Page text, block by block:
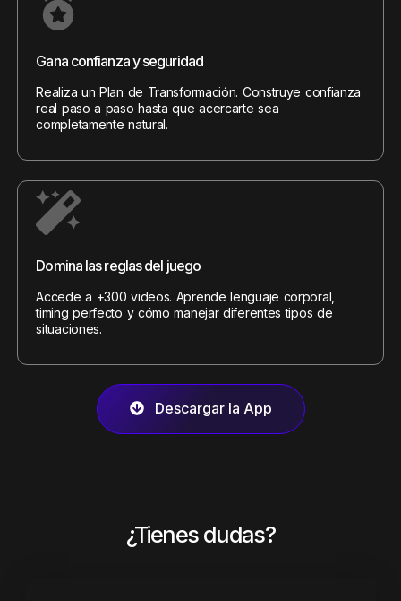
Gana confianza y seguridad
Realiza un Plan de Transformación. Construye confianza
real paso a paso hasta que acercarte sea
completamente natural.
Domina las reglas del juego
Accede a +300 videos. Aprende lenguaje corporal,
timing perfecto y cómo manejar diferentes tipos de
situaciones.
Descargar la App
¿Tienes dudas?